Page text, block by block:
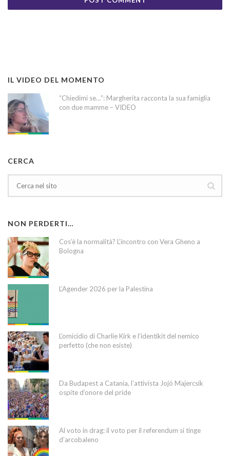
IL VIDEO DEL MOMENTO
“Chiedimi se…”: Margherita racconta la sua famiglia
con due mamme – VIDEO
CERCA
NON PERDERTI…
Cos’è la normalità? L’incontro con Vera Gheno a
Bologna
L’Agender 2026 per la Palestina
L’omicidio di Charlie Kirk e l’identikit del nemico
perfetto (che non esiste)
Da Budapest a Catania, l’attivista Jojó Majercsik
ospite d’onore del pride
Al voto in drag: il voto per il referendum si tinge
d’arcobaleno